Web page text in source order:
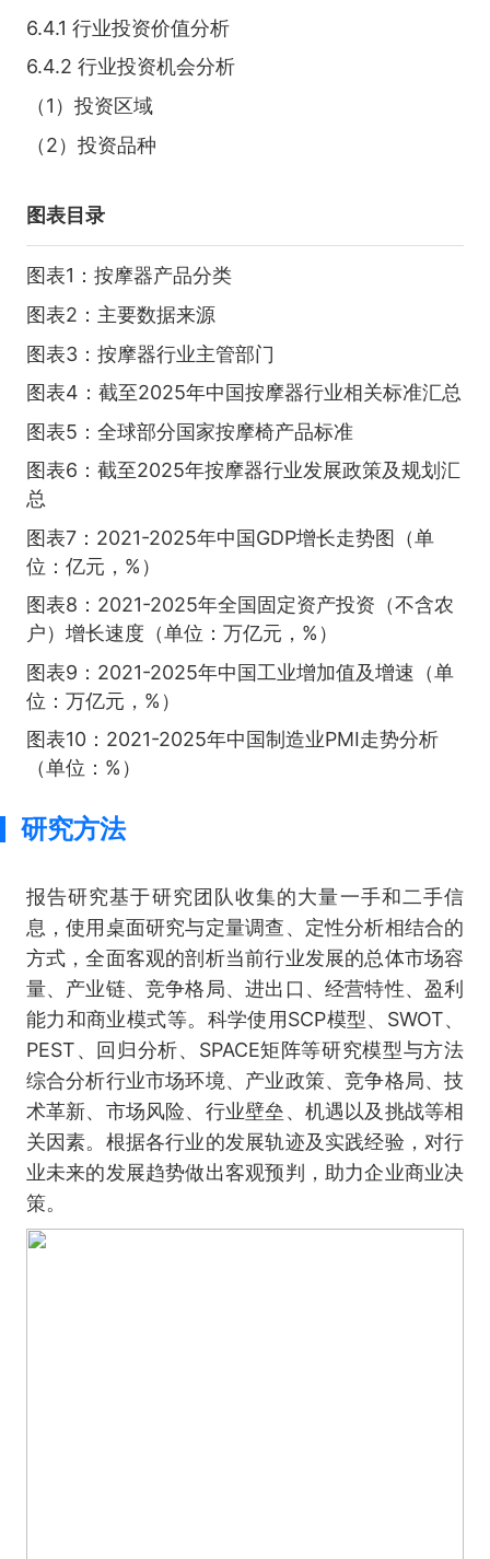
6.4.1 行业投资价值分析
6.4.2 行业投资机会分析
（1）投资区域
（2）投资品种
图表目录
图表1：按摩器产品分类
图表2：主要数据来源
图表3：按摩器行业主管部门
图表4：截至2025年中国按摩器行业相关标准汇总
图表5：全球部分国家按摩椅产品标准
图表6：截至2025年按摩器行业发展政策及规划汇
总
图表7：2021-2025年中国GDP增长走势图（单
位：亿元，%）
图表8：2021-2025年全国固定资产投资（不含农
户）增长速度（单位：万亿元，%）
图表9：2021-2025年中国工业增加值及增速（单
位：万亿元，%）
图表10：2021-2025年中国制造业PMI走势分析
（单位：%）
研究方法
报告研究基于研究团队收集的大量一手和二手信
息，使用桌面研究与定量调查、定性分析相结合的
方式，全面客观的剖析当前行业发展的总体市场容
量、产业链、竞争格局、进出口、经营特性、盈利
能力和商业模式等。科学使用SCP模型、SWOT、
PEST、回归分析、SPACE矩阵等研究模型与方法
综合分析行业市场环境、产业政策、竞争格局、技
术革新、市场风险、行业壁垒、机遇以及挑战等相
关因素。根据各行业的发展轨迹及实践经验，对行
业未来的发展趋势做出客观预判，助力企业商业决
策。